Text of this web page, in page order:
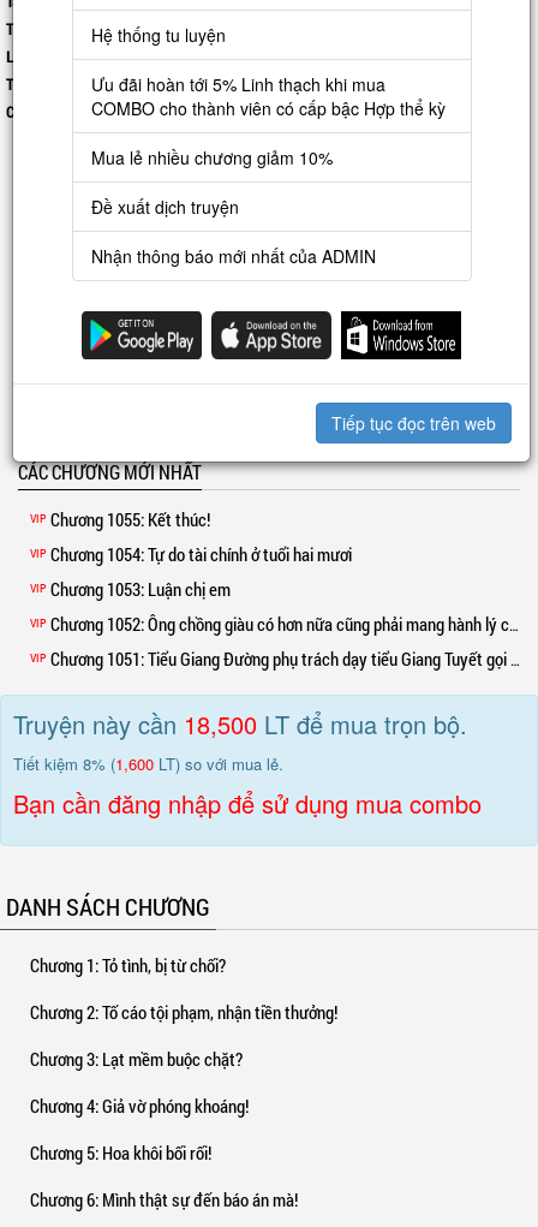
Thể loại:
Hài Hước,Đô Thị
Lượt xem:
0
Trạng thái:
Hoàn thành
Cập nhập: 2025-08-27 15:51:28
Tỏ tình thất bại liền viết Di Thư? Đây cmn là mình của 18 năm trước sao?
Giang Chu vừa trọng sinh trở về đã thầm mắng mình ngu xuẩn, rồi bắt đầu
tập trung kiếm tiền!
Hoa khôi: Sau khi em từ chối anh! Sao anh lại lạnh nhạt với em như vậy?
Giang Chu: Chuyện tình cảm, ai coi là thật thì người đấy là kẻ ngu, sớm tụ
Giang Chu: Nói đùa mà thôi, anh không có hứng thú, em đừng theo anh!
Hoa khôi: Anh nói nữa là em khóc, hơn nữa còn không thèm để ý đến anh.
Giang Chu: Khóc thì khóc đi, liên quan gì đến anh.
Hoa khôi: ? ? ?
Giang Chu trọng sinh, bù đắp lại những tiếc nuối khi xưa.
Phụ nữ chính là kỳ lạ như vậy đây, ngươi càng liếm thì nàng càng lạnh nhạt
Xem thêm »
CÁC CHƯƠNG MỚI NHẤT
VIP Chương 1055: Kết thúc!
VIP Chương 1054: Tự do tài chính ở tuổi hai mươi
VIP Chương 1053: Luận chị em
VIP Chương 1052: Ông chồng giàu có hơn nữa cũng phải mang hành lý cho vợ và con gái.
VIP Chương 1051: Tiểu Giang Đường phụ trách dạy tiểu Giang Tuyết gọi ba ba
Truyện này cần 18,500 LT để mua trọn bộ.
Tiết kiệm 8% (1,600 LT) so với mua lẻ.
Bạn cần đăng nhập để sử dụng mua combo
DANH SÁCH CHƯƠNG
Chương 1: Tỏ tình, bị từ chối?
Chương 2: Tố cáo tội phạm, nhận tiền thưởng!
Chương 3: Lạt mềm buộc chặt?
Chương 4: Giả vờ phóng khoáng!
Chương 5: Hoa khôi bối rối!
Chương 6: Mình thật sự đến báo án mà!
Hệ thống tu luyện
Ưu đãi hoàn tới 5% Linh thạch khi mua
COMBO cho thành viên có cấp bậc Hợp thể kỳ
Mua lẻ nhiều chương giảm 10%
Đề xuất dịch truyện
Nhận thông báo mới nhất của ADMIN
Tiếp tục đọc trên web